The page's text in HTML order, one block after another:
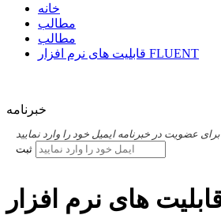
خانه
مطالب
مطالب
قابلیت های نرم افزار FLUENT
خبرنامه
برای عضویت در خبرنامه ایمیل خود را وارد نمایید
ثبت